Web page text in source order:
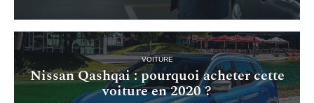
VOITURE
Nissan Qashqai : pourquoi acheter cette
voiture en 2020 ?